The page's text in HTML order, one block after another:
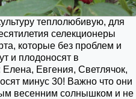
теплолюбивую, для
селекционеры
которые без проблем и
и плодоносят в
Елена, Евгения, Светлячок,
минус 30! Важно что они
весенним солнышком и не